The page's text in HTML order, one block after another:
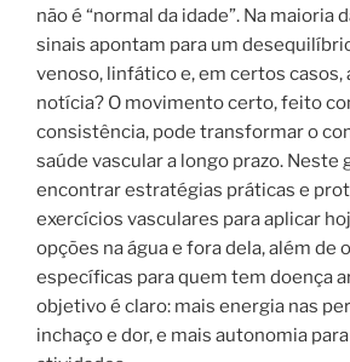
não é “normal da idade”. Na maioria
sinais apontam para um
venoso, linfático e, em certos casos,
notícia? O movimento certo, feito
consistência, pode transformar o
saúde vascular a longo prazo. Neste
encontrar estratégias práticas e
exercícios vasculares para aplicar
opções na água e fora dela, além de
específicas para quem tem doença
objetivo é claro: mais energia nas
inchaço e dor, e mais autonomia